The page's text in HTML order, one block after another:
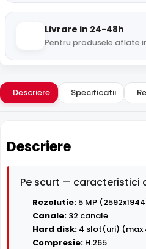
Livrare in 24-48h
Pentru produsele aflate
Descriere Specificatii
Descriere
Pe scurt — caracteristici
Rezolutie: 5 MP
Canale: 32 canale
Hard disk: 4 slot(uri) (max
Compresie: H.265